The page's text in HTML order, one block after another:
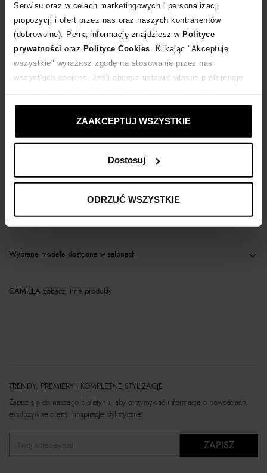
Serwisu oraz w celach marketingowych i personalizacji
propozycji i ofert przez nas oraz naszych kontrahentów
(dobrowolne). Pełną informację znajdziesz w Polityce
prywatności oraz Polityce Cookies . Klikając "Akceptuję
wszystkie" wyrażasz zgodę na stosowanie przez nas
wszystkich cookies. Jeśli chcesz ustawić własne preferencje
ustawienia prywatności.
ZAAKCEPTUJ WSZYSTKIE
Dostosuj
ODRZUĆ WSZYSTKIE
Dostawa od 0 zł
14 dni na zwrot towaru
Sprawdź
Kup teraz, Zapłać później!
Opis produktu
Materiał
Wybrane modele dostępne w salonach
CAMILLA zobacz inne produkty
TRENDY, PREMIERY I KOMPLETNE STYLIZACJE
Zapisz się do naszego biuletynu, aby otrzymywać informacje o nowościach,
ekskluzywne oferty i inspiracje stylistyczne.
ZAPISZ